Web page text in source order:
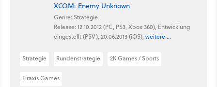
XCOM: Enemy Unknown
Genre: Strategie
Release: 12.10.2012 (PC, PS3, Xbox 360), Entwicklung
eingestellt (PSV), 20.06.2013 (iOS), weitere ...
Strategie Rundenstrategie 2K Games / Sports
Firaxis Games